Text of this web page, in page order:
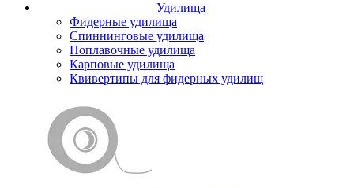
Удилища
Фидерные удилища
Спиннинговые удилища
Поплавочные удилища
Карповые удилища
Квивертипы для фидерных удилищ